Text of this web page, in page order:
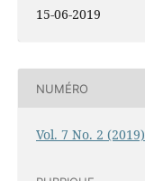
15-06-2019
NUMÉRO
Vol. 7 No. 2